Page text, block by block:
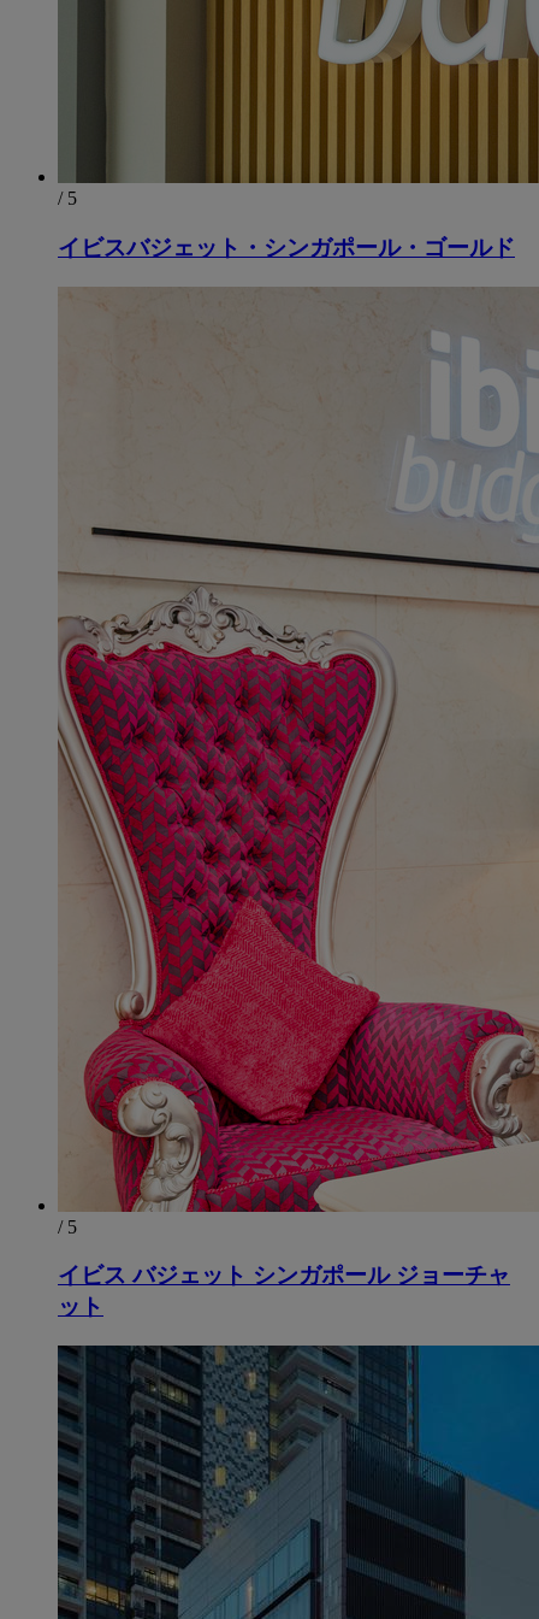
/ 5
イビスバジェット・シンガポール・ゴールド
/ 5
イビス バジェット シンガポール ジョーチャ
ット